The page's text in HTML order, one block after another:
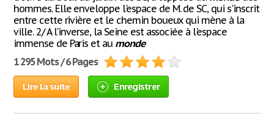
hommes. Elle enveloppe l'espace de M. de SC, qui s'inscrit
entre cette rivière et le chemin boueux qui mène à la
ville. 2/ A l'inverse, la Seine est associée à l'espace
immense de Paris et au monde
1 295 Mots / 6 Pages
Lire la suite Enregistrer